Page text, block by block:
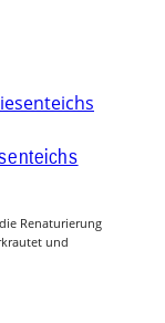
Renaturierung
und